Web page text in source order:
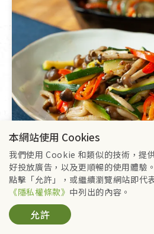
主食 純素
櫛瓜炒鴻喜菇
本網站使用 Cookies
我們使用 Cookie 和類似的技術，提
好投放廣告，以及更順暢的使用體驗。
點擊「允許」，或繼續瀏覽網站即代
《隱私權條款》 中列出的內容。
允許